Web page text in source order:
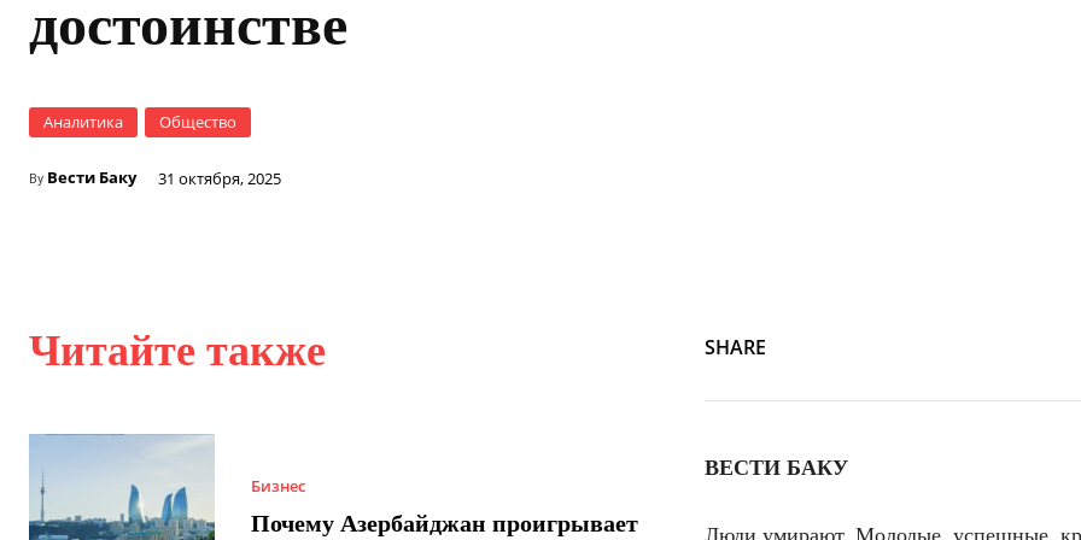
достоинстве
Аналитика Общество
By Вести Баку 31 октября, 2025
Читайте также
Бизнес
Почему Азербайджан проигрывает
SHARE
ВЕСТИ БАКУ
Люди умирают. Молодые, успешные,